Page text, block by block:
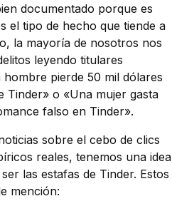
documentado porque es
el tipo de hecho que tiende a
la mayoría de nosotros nos
leyendo titulares
pierde 50 mil dólares
Tinder» o «Una mujer gasta
falso en Tinder».
sobre el cebo de clics
reales, tenemos una idea
las estafas de Tinder. Estos
mención: